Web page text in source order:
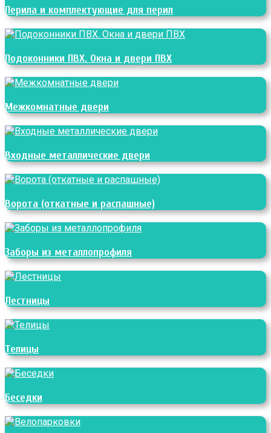
Перила и комплектующие для перил
Подоконники ПВХ. Окна и двери ПВХ
Межкомнатные двери
Входные металлические двери
Ворота (откатные и распашные)
Заборы из металлопрофиля
Лестницы
Телицы
Беседки